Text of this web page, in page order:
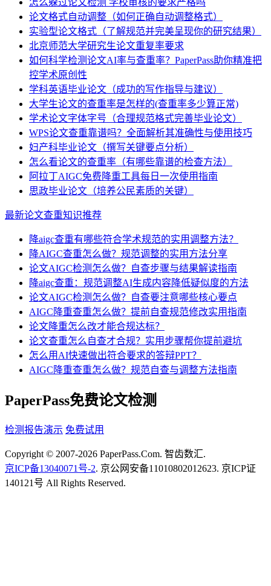
怎么躲过论文检测 学校审核的要求严格吗
论文格式自动调整（如何正确自动调整格式）
实验型论文格式（了解规范并完美呈现你的研究结果）
北京师范大学研究生论文重复率要求
如何科学检测论文AI率与查重率？PaperPass助你精准把
控学术原创性
学科英语毕业论文（成功的写作指导与建议）
大学生论文的查重率是怎样的(查重率多少算正常)
学术论文字体字号（合理规范格式完善毕业论文）
WPS论文查重靠谱吗？全面解析其准确性与使用技巧
妇产科毕业论文（撰写关键要点分析）
怎么看论文的查重率（有哪些靠谱的检查方法）
阿拉丁AIGC免费降重工具每日一次使用指南
思政毕业论文（培养公民素质的关键）
最新论文查重知识推荐
降aigc查重有哪些符合学术规范的实用调整方法？
降AIGC查重怎么做？规范调整的实用方法分享
论文AIGC检测怎么做？自查步骤与结果解读指南
降aigc查重：规范调整AI生成内容降低疑似度的方法
论文AIGC检测怎么做？自查要注意哪些核心要点
AIGC降重查重怎么做？提前自查规范修改实用指南
论文降重怎么改才能合规达标？
论文查重怎么自查才合规？实用步骤帮你提前避坑
怎么用AI快速做出符合要求的答辩PPT？
AIGC降重查重怎么做？规范自查与调整方法指南
PaperPass免费论文检测
检测报告演示 免费试用
Copyright © 2007-2026 PaperPass.Com. 智齿数汇.
京ICP备13040071号-2. 京公网安备11010802012623. 京ICP证
140121号 All Rights Reserved.